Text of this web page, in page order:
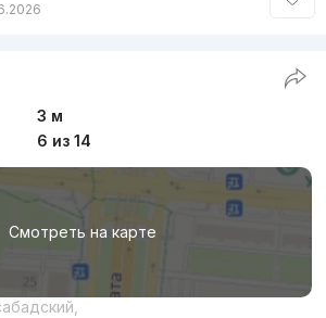
3 м
6 из 14
Смотреть на карте